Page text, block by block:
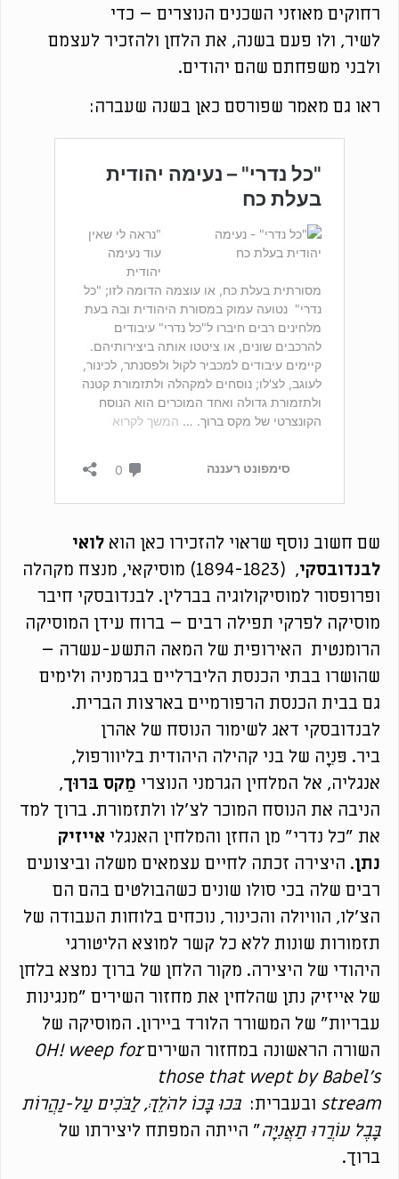
רחוקים מאוזני השכנים הנוצרים – כדי
לשיר, ולו פעם בשנה, את הלחן ולהזכיר לעצמם
ולבני משפחתם שהם יהודים.
ראו גם מאמר שפורסם כאן בשנה שעברה:
שם חשוב נוסף שראוי להזכירו כאן הוא לואי
לבנדובסקי
, (1894-1823) מוסיקאי, מנצח מקהלה
ופרופסור למוסיקולוגיה בברלין. לבנדובסקי חיבר
מוסיקה לפרקי תפילה רבים – ברוח עידן המוסיקה
הרומנטית האירופית של המאה התשע-עשרה –
שהושרו בבתי הכנסת הליברליים בגרמניה ולימים
גם בבית הכנסת הרפורמיים בארצות הברית.
לבנדובסקי דאג לשימור הנוסח של אהרן
ביר. פּנִיָה של בני קהילה היהודית בליוורפול,
אנגליה, אל המלחין הגרמני הנוצרי מַקס בּרוּך,
הניבה את הנוסח המוכר לצ'לו ולתזמורת. ברוך למד
את "כל נדרי" מן החזן והמלחין האנגלי אייזיק
נתן. היצירה זכתה לחיים עצמאים משלה וביצועים
רבים שלה בכי סולו שונים כשהבולטים בהם הם
הצ'לו, הוויולה והכינור, נוכחים בלוחות העבודה של
תזמורות שונות ללא כל קשר למוצא הליטורגי
היהודי של היצירה. מקור הלחן של ברוך נמצא בלחן
של אייזיק נתן שהלחין את מחזור השירים "מנגינות
עבריות" של המשורר הלורד ביירון. המוסיקה של
השורה הראשונה במחזור השיריםOH! weep for
those that wept by Babel's
stream ובעברית:בּכוּ בָּכוֹ להֹלֵךְ, לַבֹּכִים עַל-נַהֲרוֹת
בָּבֶל עוֹרֲרוּ תַאֲנִיָּה" הייתה המפתח ליצירתו של
ברוך.